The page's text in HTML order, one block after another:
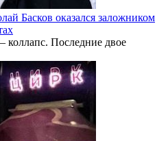
Басков оказался заложником
коллапс. Последние двое